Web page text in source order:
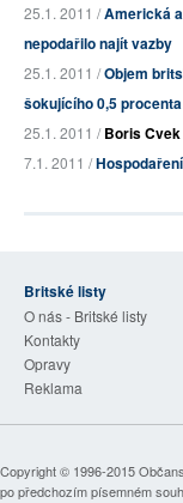
25.1. 2011 /Americká
nepodařilo najít vazby
25.1. 2011 /Objem
šokujícího 0,5 procenta
25.1. 2011 /Boris Cvek
7.1. 2011 /
Britské listy
O nás - Britské listy
Kontakty
Opravy
Reklama
Copyright © 1996-2015
po předchozím písemném